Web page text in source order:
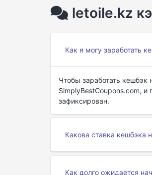
letoile.kz
Как я могу заработать
Чтобы заработать кешбэк
SimplyBestCoupons.com, и
зафиксирован.
Какова ставка кешбэка
Как долго ожидается